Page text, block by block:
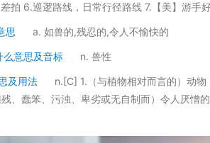
拍 6.巡逻路线，日常行径路线 7.【美】游手
思 a. 如兽的,残忍的,令人不愉快的
意思及音标 n. 兽性
及用法
n.[C] 1.（与植物相对而言的）动
残、蠢笨、污浊、卑劣或无自制而）令人厌